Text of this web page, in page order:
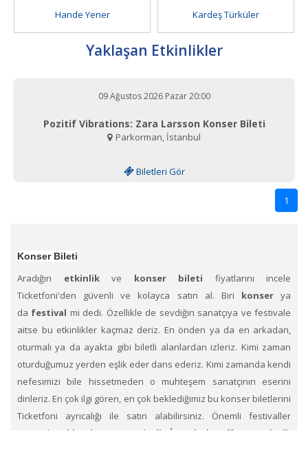
Hande Yener Kardeş Türküler
Yaklaşan Etkinlikler
09 Ağustos 2026 Pazar 20:00
Pozitif Vibrations: Zara Larsson Konser Bileti
Parkorman, İstanbul
Biletleri Gör
1
Konser Bileti
Aradığın etkinlik ve konser bileti fiyatlarını incele
Ticketfoni'den güvenli ve kolayca satın al. Biri konserya
da festival mi dedi. Özellikle de sevdiğin sanatçıya ve festivale
aitse bu etkinlikler kaçmaz deriz. En önden ya da en arkadan,
oturmalı ya da ayakta gibi biletli alanlardan izleriz. Kimi zaman
oturduğumuz yerden eşlik eder dans ederiz. Kimi zamanda kendi
nefesimizi bile hissetmeden o muhteşem sanatçının eserini
dinleriz. En çok ilgi gören, en çok beklediğimiz bu konser biletlerini
Ticketfoni ayrıcalığı ile satın alabilirsiniz. Önemli festivaller
arasında
Akbank Caz Festivali, İstanbul Coffee Festivali,